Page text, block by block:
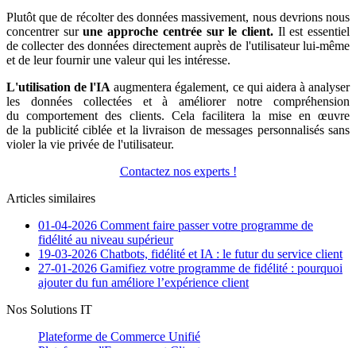
Plutôt que de récolter des données massivement, nous devrions nous
concentrer surune approche centrée sur le client. Il est essentiel
de collecter des données directement auprès de l'utilisateur lui-même
et de leur fournir une valeur qui les intéresse.
L'utilisation de l'IA augmentera également, ce qui aidera à analyser
les données collectées et à améliorer notre compréhension
du comportement des clients. Cela facilitera la mise en œuvre
de la publicité ciblée et la livraison de messages personnalisés sans
violer la vie privée de l'utilisateur.
Contactez nos experts !
Articles similaires
01-04-2026 Comment faire passer votre programme de
fidélité au niveau supérieur
19-03-2026 Chatbots, fidélité et IA : le futur du service client
27-01-2026 Gamifiez votre programme de fidélité : pourquoi
ajouter du fun améliore l’expérience client
Nos Solutions IT
Plateforme de Commerce Unifié